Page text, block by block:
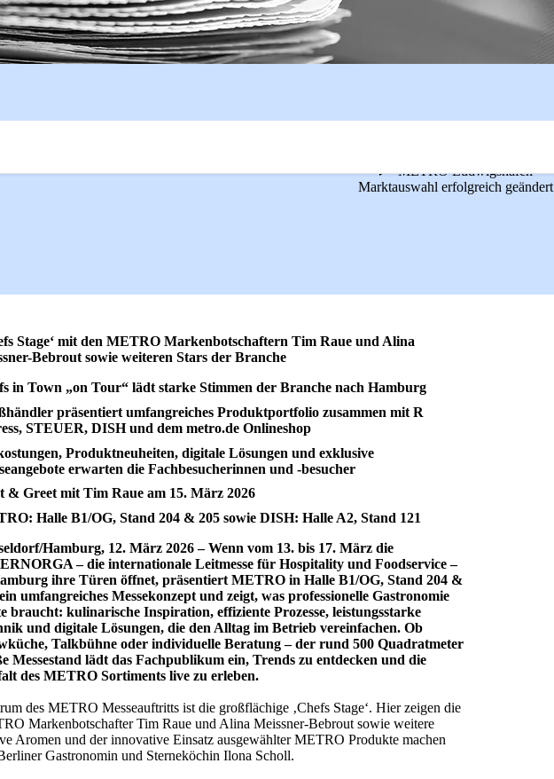
METRO Ludwigshafen
Marktauswahl erfolgreich geändert
Impulse für die Gastronomie von morgen
Stage‘ mit den METRO Markenbotschaftern Tim Raue und Alina
Bebrout sowie weiteren Stars der Branche
in Town „on Tour“ lädt starke Stimmen der Branche nach Hamburg
präsentiert umfangreiches Produktportfolio zusammen mit R
STEUER, DISH und dem metro.de Onlineshop
Produktneuheiten, digitale Lösungen und exklusive
erwarten die Fachbesucherinnen und -besucher
& Greet mit Tim Raue am 15. März 2026
Halle B1/OG, Stand 204 & 205 sowie DISH: Halle A2, Stand 121
Hamburg, 12. März 2026 – Wenn vom 13. bis 17. März die
– die internationale Leitmesse für Hospitality und Foodservice –
ihre Türen öffnet, präsentiert METRO in Halle B1/OG, Stand 204 &
umfangreiches Messekonzept und zeigt, was professionelle Gastronomie
braucht: kulinarische Inspiration, effiziente Prozesse, leistungsstarke
und digitale Lösungen, die den Alltag im Betrieb vereinfachen. Ob
Talkbühne oder individuelle Beratung – der rund 500 Quadratmeter
Messestand lädt das Fachpublikum ein, Trends zu entdecken und die
des METRO Sortiments live zu erleben.
des METRO Messeauftritts ist die großflächige ‚Chefs Stage‘. Hier zeigen die
Markenbotschafter Tim Raue und Alina Meissner-Bebrout sowie weitere
Aromen und der innovative Einsatz ausgewählter METRO Produkte machen
Gastronomin und Sterneköchin Ilona Scholl.